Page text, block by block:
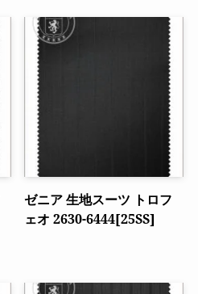
ゼニア 生地スーツ トロフ
ェオ 2630-6444[25SS]